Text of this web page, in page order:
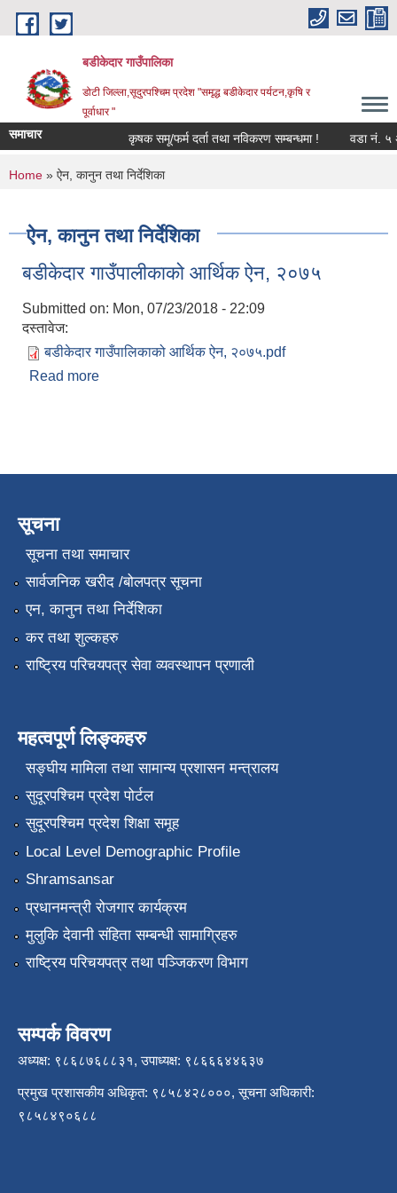
Skip to main content
बडीकेदार गाउँपालिका
डोटी जिल्ला,सूदुरपश्चिम प्रदेश "समृद्ध बडीकेदार पर्यटन,कृषि र
पूर्वाधार "
समाचार कृषक समू/फर्म दर्ता तथा नविकरण सम्बन्धमा ! वडा नं. ५
You are here
Home » ऐन, कानुन तथा निर्देशिका
ऐन, कानुन तथा निर्देशिका
बडीकेदार गाउँपालीकाको आर्थिक ऐन, २०७५
Submitted on: Mon, 07/23/2018 - 22:09
दस्तावेज:
बडीकेदार गाउँपालिकाको आर्थिक ऐन, २०७५.pdf
Read more
सूचना
सूचना तथा समाचार
सार्वजनिक खरीद /बोलपत्र सूचना
एन, कानुन तथा निर्देशिका
कर तथा शुल्कहरु
राष्ट्रिय परिचयपत्र सेवा व्यवस्थापन प्रणाली
महत्वपूर्ण लिङ्कहरु
सङ्‍घीय मामिला तथा सामान्य प्रशासन मन्त्रालय
सुदूरपश्चिम प्रदेश पोर्टल
सुदूरपश्चिम प्रदेश शिक्षा समूह
Local Level Demographic Profile
Shramsansar
प्रधानमन्त्री रोजगार कार्यक्रम
मुलुकि देवानी संहिता सम्बन्धी सामाग्रिहरु
राष्ट्रिय परिचयपत्र तथा पञ्जिकरण विभाग
सम्पर्क विवरण
अध्यक्ष: ९८६८७६८८३१, उपाध्यक्ष: ९८६६६४४६३७
प्रमुख प्रशासकीय अधिकृत: ९८५८४२८०००, सूचना अधिकारी:
९८५८४९०६८८